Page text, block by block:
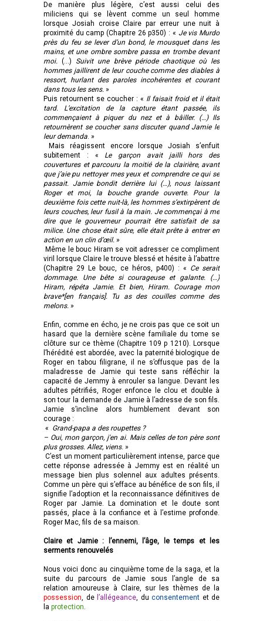
De manière plus légère, c’est aussi celui des
miliciens qui se lèvent comme un seul homme
lorsque Josiah croise Claire par erreur une nuit à
proximité du camp (Chapitre 26 p350) : « Je vis Murdo
près du feu se lever d’un bond, le mousquet dans les
mains, et une ombre sombre passa en trombe devant
moi. (…) Suivit une brève période chaotique où les
hommes jaillirent de leur couche comme des diables à
ressort, hurlant des paroles incohérentes et courant
dans tous les sens. »
Puis retournent se coucher : « Il faisait froid et il était
tard. L’excitation de la capture étant passée, ils
commençaient à piquer du nez et à bâiller. (…) Ils
retournèrent se coucher sans discuter quand Jamie le
leur demanda. »
Mais réagissent encore lorsque Josiah s’enfuit
subitement : « Le garçon avait jailli hors des
couvertures et parcouru la moitié de la clairière, avant
que j’aie pu nettoyer mes yeux et comprendre ce qui se
passait. Jamie bondit derrière lui (…), nous laissant
Roger et moi, la bouche grande ouverte. Pour la
deuxième fois cette nuit-là, les hommes s’extirpèrent de
leurs couches, leur fusil à la main. Je commençai à me
dire que le gouverneur pourrait être satisfait de sa
milice. Une chose était sûre, elle était prête à entrer en
action en un clin d’œil. »
Même le bouc Hiram se voit adresser ce compliment
viril lorsque Claire le trouve blessé et hésite à l’abattre
(Chapitre 29 Le bouc, ce héros, p400) : « Ce serait
dommage. Une bête si courageuse et galante. (…)
Hiram, répéta Jamie. Et bien, Hiram. Courage mon
brave*[en français]. Tu as des couilles comme des
melons. »
Enfin, comme en écho, je ne crois pas que ce soit un
hasard que la dernière scène familiale du tome se
clôture sur ce thème (Chapitre 109 p 1210). Lorsque
l’hérédité est abordée, avec la paternité biologique de
Roger en tabou filigrane, il ne s’offusque pas de la
maladresse de Jamie qui teste sans réfléchir la
capacité de Jemmy à enrouler sa langue. Devant les
adultes pétrifiés, Roger enfonce le clou et double à
son tour la demande de Jamie à l’adresse de son fils.
Jamie s’incline alors humblement devant son
courage :
« Grand-papa a des roupettes ?
– Oui, mon garçon, j'en ai. Mais celles de ton père sont
plus grosses. Allez, viens. »
C’est un moment particulièrement intense, parce que
cette réponse adressée à Jemmy est en réalité un
message bien plus solennel aux adultes présents.
Comme un père qui s’efface au bénéfice de son fils, il
signifie l’adoption et la reconnaissance définitives de
Roger par Jamie. La domination et le doute sont
passés, place à la confiance et à l’estime profonde.
Roger Mac, fils de sa maison.
Claire et Jamie : l’ennemi, l’âge, le temps et les
serments renouvelés
Nous voici donc au cinquième tome de la saga, et la
suite du parcours de Jamie sous l’angle de sa
relation amoureuse à Claire, sur les thèmes de la
possession, de l’allégeance, du consentement et de
la protection.